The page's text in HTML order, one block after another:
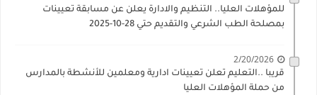
للمؤهلات العليا.. التنظيم والادارة يعلن عن مسابقة تعيينات
بمصلحة الطب الشرعي والتقديم حتي 28-10-2025
2/20/2026
قريبا ..التعليم تعلن تعيينات ادارية ومعلمين للأنشطة بالمدارس
من حملة المؤهلات العليا